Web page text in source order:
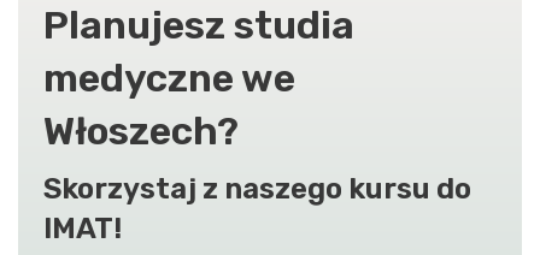
Planujesz studia
medyczne we
Włoszech?
Skorzystaj z naszego kursu do
IMAT!